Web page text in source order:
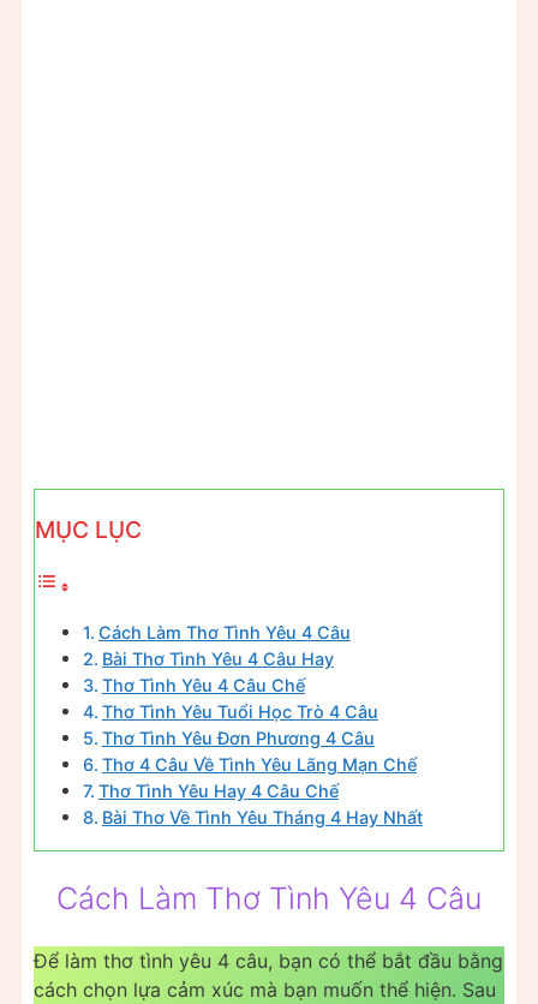
MỤC LỤC
Cách Làm Thơ Tình Yêu 4 Câu
Bài Thơ Tình Yêu 4 Câu Hay
Thơ Tình Yêu 4 Câu Chế
Thơ Tình Yêu Tuổi Học Trò 4 Câu
Thơ Tình Yêu Đơn Phương 4 Câu
Thơ 4 Câu Về Tình Yêu Lãng Mạn Chế
Thơ Tình Yêu Hay 4 Câu Chế
Bài Thơ Về Tình Yêu Tháng 4 Hay Nhất
Cách Làm Thơ Tình Yêu 4 Câu
Để làm thơ tình yêu 4 câu, bạn có thể bắt đầu bằng
cách chọn lựa cảm xúc mà bạn muốn thể hiện. Sau